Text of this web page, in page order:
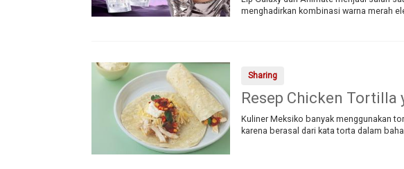
menghadirkan kombinasi warna merah
Sharing
Resep Chicken Tortilla
Kuliner Meksiko banyak menggunakan
karena berasal dari kata torta dalam